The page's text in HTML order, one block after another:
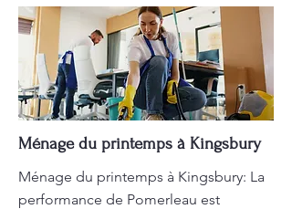
Ménage du printemps à Kingsbury
Ménage du printemps à Kingsbury: La
performance de Pomerleau est